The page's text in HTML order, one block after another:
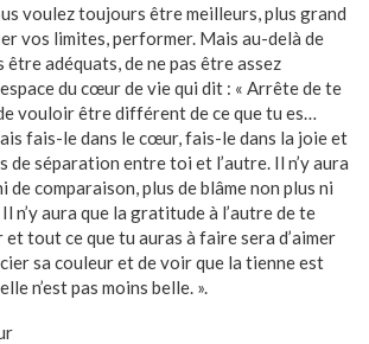
voulez toujours être meilleurs, plus grand
vos limites, performer. Mais au-delà de
être adéquats, de ne pas être assez
du cœur de vie qui dit : « Arrête de te
vouloir être différent de ce que tu es…
fais-le dans le cœur, fais-le dans la joie et
de séparation entre toi et l’autre. Il n’y aura
de comparaison, plus de blâme non plus ni
n’y aura que la gratitude à l’autre de te
tout ce que tu auras à faire sera d’aimer
sa couleur et de voir que la tienne est
n’est pas moins belle. ».